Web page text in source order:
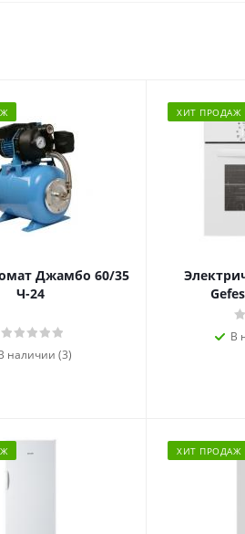
Джамбо 60/35
Ч-24
наличии (3)
ХИТ ПРОДАЖ
В
ХИТ ПРОДАЖ